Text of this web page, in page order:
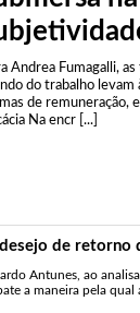
Andrea Fumagalli,
do trabalho levam
de remuneração,
Na encr [...]
de retorno
Antunes, ao
a maneira pela qual